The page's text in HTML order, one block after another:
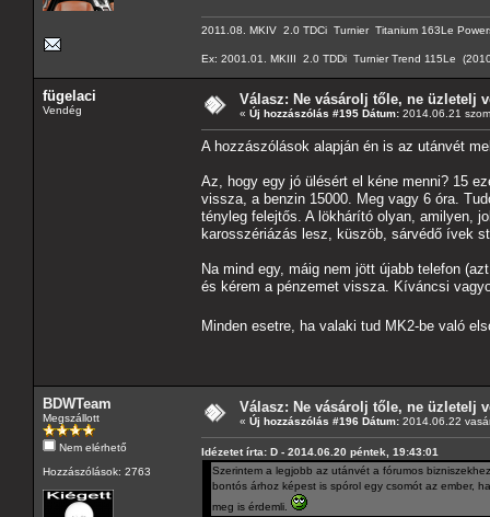
2011.08. MKIV 2.0 TDCi Turnier Titanium 163Le
Ex: 2001.01. MKIII 2.0 TDDi Turnier Trend 115Le
fügelaci
Vendég
Válasz: Ne vásárolj tőle, ne üzletelj
« Új hozzászólás #195 Dátum: 2014.06.21
A hozzászólások alapján én is az utánvét
Az, hogy egy jó ülésért el kéne menni? 15
vissza, a benzin 15000. Meg vagy 6 óra.
tényleg felejtős. A lökhárító olyan, amilyen,
karosszériázás lesz, küszöb, sárvédő ívek
Na mind egy, máig nem jött újabb telefon
és kérem a pénzemet vissza. Kíváncsi
Minden esetre, ha valaki tud MK2-be való
BDWTeam
Megszállott
Nem elérhető
Hozzászólások: 2763
Válasz: Ne vásárolj tőle, ne üzletelj
« Új hozzászólás #196 Dátum: 2014.06.22
Idézetet írta: D - 2014.06.20 péntek, 19:43:01
Szerintem a legjobb az utánvét a fórumos
bontós árhoz képest is spórol egy csomót az ember,
meg is érdemli.